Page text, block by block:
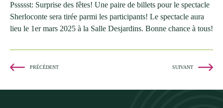
Pssssst: Surprise des fêtes! Une paire de billets pour le spectacle
Sherloconte sera tirée parmi les participants! Le spectacle aura
lieu le 1er mars 2025 à la Salle Desjardins. Bonne chance à tous!
PRÉCÉDENT SUIVANT